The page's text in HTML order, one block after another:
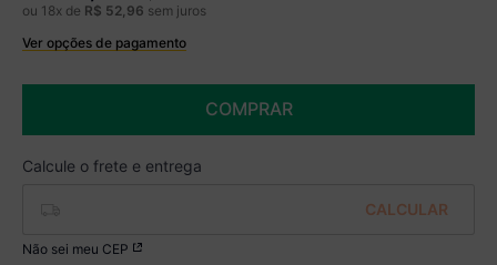
ou 18x de R$ 52 96 sem juros
Ver opções de pagamento
Boleto
COMPRAR
Não sei meu CEP